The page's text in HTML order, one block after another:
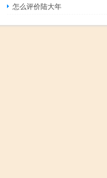
怎么评价陆大年